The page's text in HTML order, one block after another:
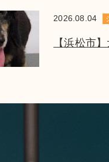
2026.08.04
【浜松市